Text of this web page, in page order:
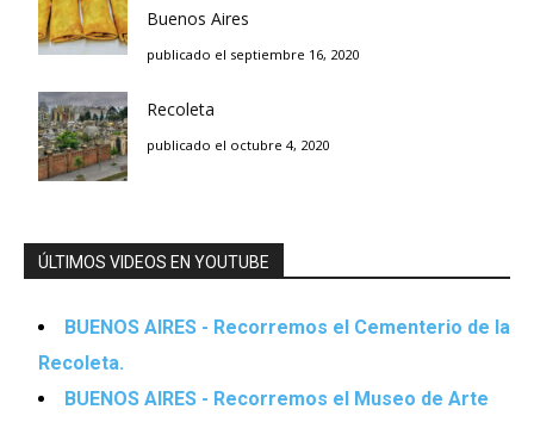
Buenos Aires
publicado el septiembre 16, 2020
Recoleta
publicado el octubre 4, 2020
ÚLTIMOS VIDEOS EN YOUTUBE
BUENOS AIRES - Recorremos el Cementerio de la
Recoleta.
BUENOS AIRES - Recorremos el Museo de Arte